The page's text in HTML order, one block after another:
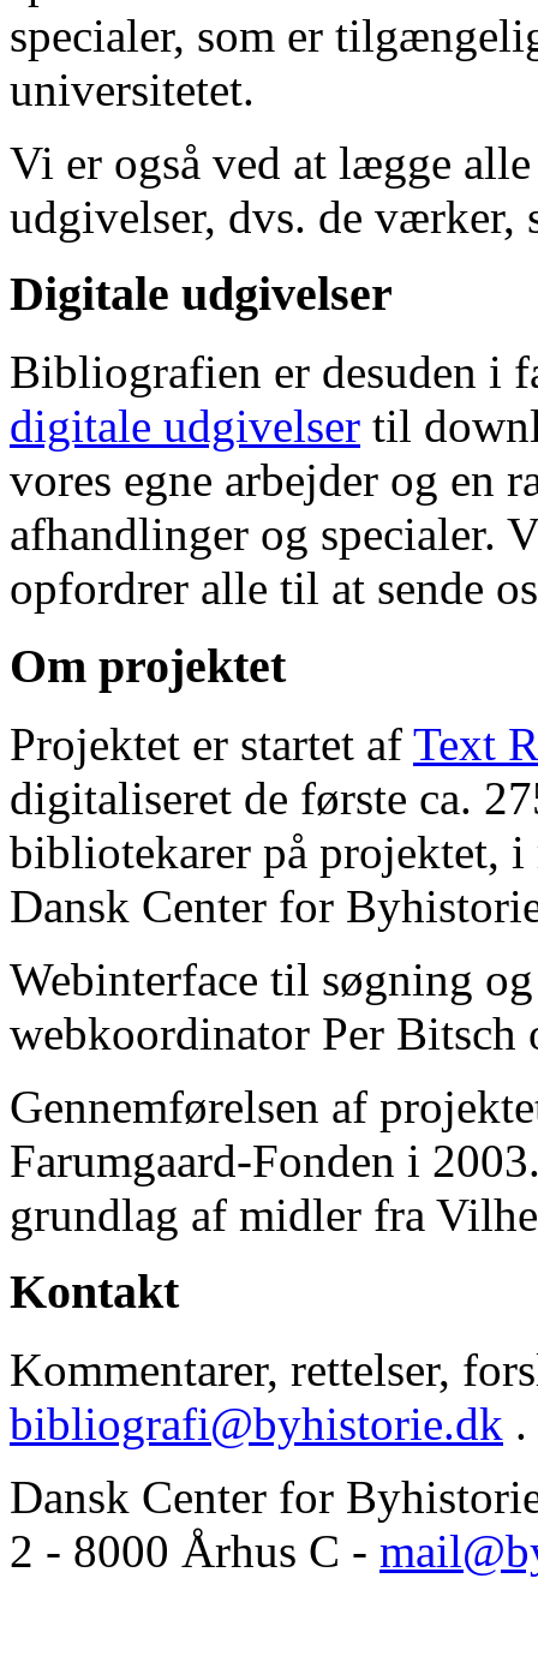
specialer, som er
universitetet.
Vi er også ved at lægge
udgivelser, dvs. de værker,
Digitale udgivelser
Bibliografien er desuden i
digitale udgivelser til
vores egne arbejder og en
afhandlinger og specialer.
opfordrer alle til at sende
Om projektet
Projektet er startet af Text
digitaliseret de første ca.
bibliotekarer på projektet, i
Dansk Center for
Webinterface til søgning
webkoordinator Per Bitsch
Gennemførelsen af
Farumgaard-Fonden i
grundlag af midler fra
Kontakt
Kommentarer, rettelser,
bibliografi@byhistorie.dk .
Dansk Center for
2 - 8000 Århus C -